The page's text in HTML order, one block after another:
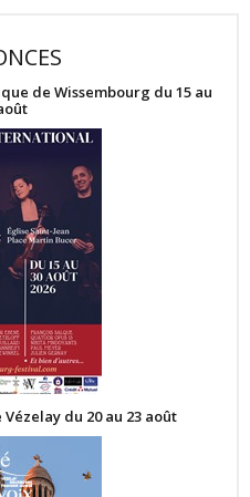
de Wissembourg du 15 au
du 20 au 23 août